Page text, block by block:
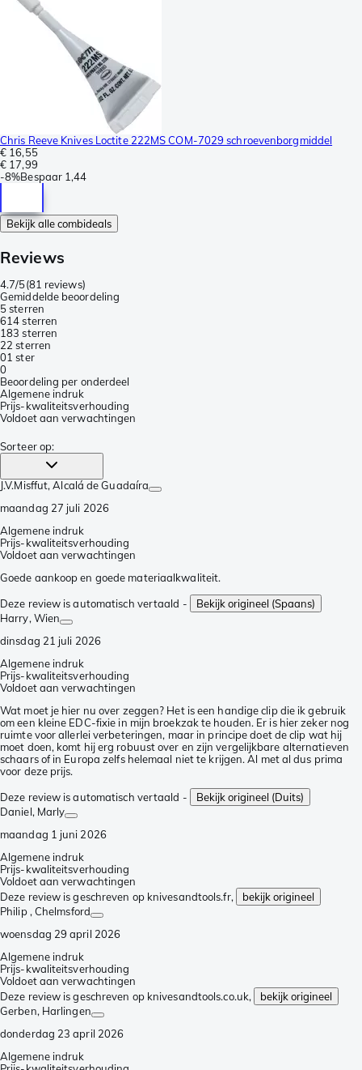
Chris Reeve Knives Loctite 222MS COM-7029 schroevenborgmiddel
€ 16,55
€ 17,99
-8%Bespaar 1,44
Bekijk alle combideals
Reviews
4.7/5(81 reviews)
Gemiddelde beoordeling
5 sterren
614 sterren
183 sterren
22 sterren
01 ster
0
Beoordeling per onderdeel
Algemene indruk
Prijs-kwaliteitsverhouding
Voldoet aan verwachtingen
Sorteer op:
J.V.Misffut, Alcalá de Guadaíra
maandag 27 juli 2026
Algemene indruk
Prijs-kwaliteitsverhouding
Voldoet aan verwachtingen
Goede aankoop en goede materiaalkwaliteit.
Deze review is automatisch vertaald -
Bekijk origineel (Spaans)
Harry, Wien
dinsdag 21 juli 2026
Algemene indruk
Prijs-kwaliteitsverhouding
Voldoet aan verwachtingen
Wat moet je hier nu over zeggen? Het is een handige clip die ik gebruik
om een kleine EDC-fixie in mijn broekzak te houden. Er is hier zeker nog
ruimte voor allerlei verbeteringen, maar in principe doet de clip wat hij
moet doen, komt hij erg robuust over en zijn vergelijkbare alternatieven
schaars of in Europa zelfs helemaal niet te krijgen. Al met al dus prima
voor deze prijs.
Deze review is automatisch vertaald -
Bekijk origineel (Duits)
Daniel, Marly
maandag 1 juni 2026
Algemene indruk
Prijs-kwaliteitsverhouding
Voldoet aan verwachtingen
Deze review is geschreven op knivesandtools.fr,
bekijk origineel
Philip , Chelmsford
woensdag 29 april 2026
Algemene indruk
Prijs-kwaliteitsverhouding
Voldoet aan verwachtingen
Deze review is geschreven op knivesandtools.co.uk,
bekijk origineel
Gerben, Harlingen
donderdag 23 april 2026
Algemene indruk